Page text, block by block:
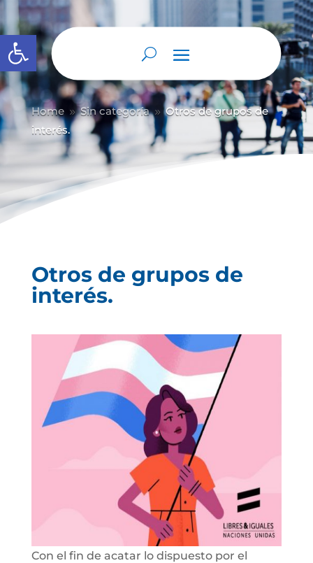
Abrir barra de herramientas
Home 9 Sin categoría 9 Otros de grupos de
interés.
Otros de grupos de
interés.
Con el fin de acatar lo dispuesto por el